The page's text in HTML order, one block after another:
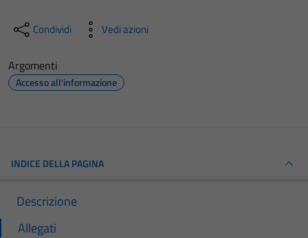
Condividi Vedi azioni
Argomenti
Accesso all'informazione
INDICE DELLA PAGINA
Descrizione
Allegati